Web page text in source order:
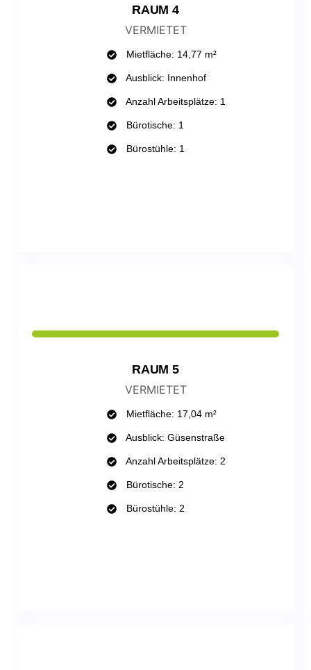
RAUM 4
VERMIETET
Mietfläche: 14,77 m²
Ausblick: Innenhof
Anzahl Arbeitsplätze: 1
Bürotische: 1
Bürostühle: 1
RAUM 5
VERMIETET
Mietfläche: 17,04 m²
Ausblick: Güsenstraße
Anzahl Arbeitsplätze: 2
Bürotische: 2
Bürostühle: 2